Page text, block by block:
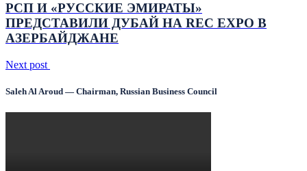
РСП И «РУССКИЕ ЭМИРАТЫ»
ПРЕДСТАВИЛИ ДУБАЙ НА REC EXPO В
АЗЕРБАЙДЖАНЕ
Next post
Saleh Al Aroud — Chairman, Russian Business Council